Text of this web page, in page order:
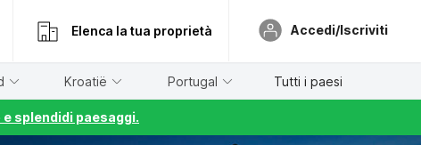
Elenca la tua proprietà Accedi/Iscriviti
Kroatië Portugal Tutti i paesi
splendidi paesaggi.